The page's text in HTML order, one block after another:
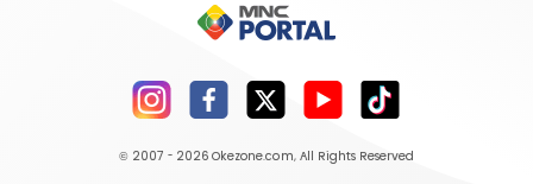
© 2007 - 2026 Okezone.com, All Rights Reserved